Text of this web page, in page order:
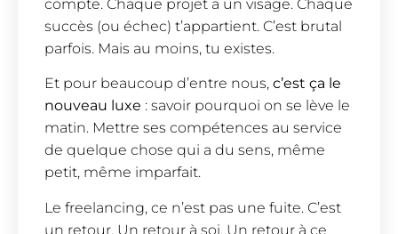
compte. Chaque projet a un visage. Chaque
succès (ou échec) t’appartient. C’est brutal
parfois. Mais au moins, tu existes.
Et pour beaucoup d’entre nous, c’est ça le
nouveau luxe : savoir pourquoi on se lève le
matin. Mettre ses compétences au service
de quelque chose qui a du sens, même
petit, même imparfait.
Le freelancing, ce n’est pas une fuite. C’est
un retour. Un retour à soi. Un retour à ce